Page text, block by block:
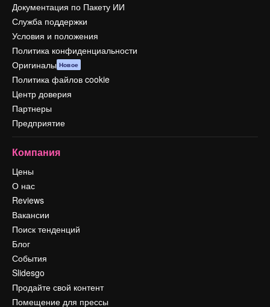
Документация по Пакету ИИ
Служба поддержки
Условия и положения
Политика конфиденциальности
Оригиналы Новое
Политика файлов cookie
Центр доверия
Партнеры
Предприятие
Компания
Цены
О нас
Reviews
Вакансии
Поиск тенденций
Блог
События
Slidesgo
Продайте свой контент
Помещение для прессы